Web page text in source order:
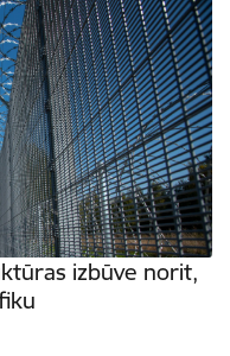
izbūve norit,